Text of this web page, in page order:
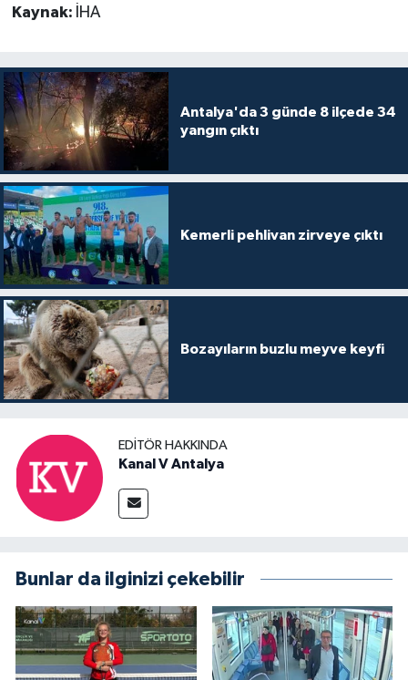
Kaynak: İHA
Antalya'da 3 günde 8 ilçede 34
yangın çıktı
Kemerli pehlivan zirveye çıktı
Bozayıların buzlu meyve keyfi
EDITÖR HAKKINDA
Kanal V Antalya
Bunlar da ilginizi çekebilir